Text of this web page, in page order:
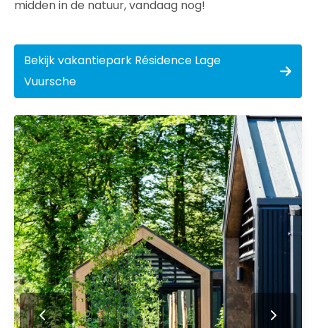
midden in de natuur, vandaag nog!
Bekijk vakantiepark Résidence Lage
Vuursche